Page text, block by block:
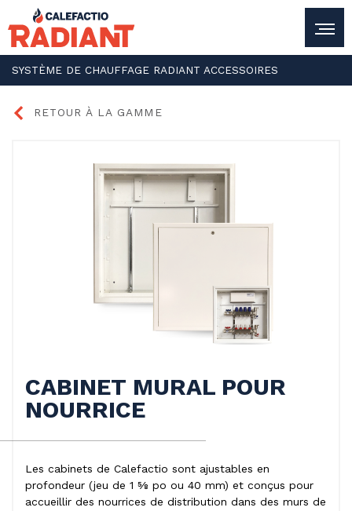
SYSTÈME DE CHAUFFAGE RADIANT ACCESSOIRES
RETOUR À LA GAMME
CABINET MURAL POUR
NOURRICE
Les cabinets de Calefactio sont ajustables en
profondeur (jeu de 1 5⁄8 po ou 40 mm) et conçus pour
accueillir des nourrices de distribution dans des murs de